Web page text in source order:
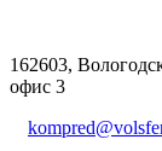
162603,
офис 3